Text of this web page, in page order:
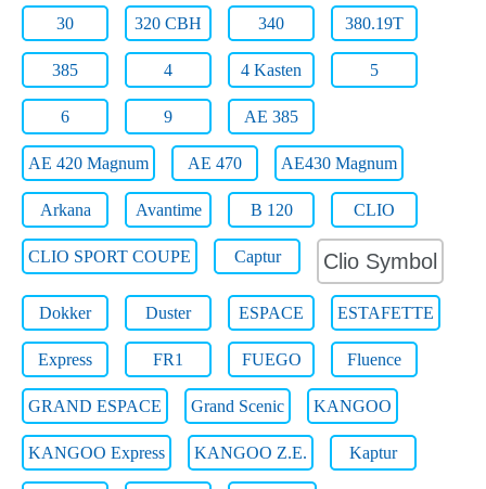
30 320 CBH 340 380.19T
385 4 4 Kasten 5
6 9 AE 385
AE 420 Magnum AE 470 AE430 Magnum
Arkana Avantime B 120 CLIO
CLIO SPORT COUPE Captur Clio Symbol
Dokker Duster ESPACE ESTAFETTE
Express FR1 FUEGO Fluence
GRAND ESPACE Grand Scenic KANGOO
KANGOO Express KANGOO Z.E. Kaptur